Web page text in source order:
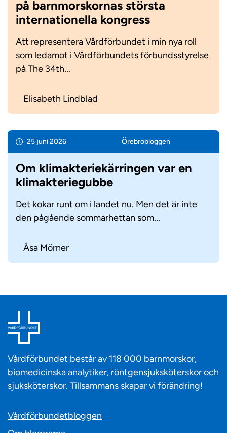
på barnmorskornas största
internationella kongress
Att representera Vårdförbundet i min nya roll
som ledamot i Vårdförbundets förbundsstyrelse
på The 34th...
Elisabeth Lindblad
25 juni 2026 Örebro­bloggen
Om klimakteriekärringen var en
klimakteriegubbe
Det kokar runt om i landet nu. Men det är inte
den pågående sommarhettan som...
Åsa Mörner
Vårdförbundet består av 118 000 barnmorskor,
biomedicinska analytiker, röntgensjuksköterskor och
sjuksköterskor. Tillsammans skapar vi förändring!
Vårdförbundetbloggen